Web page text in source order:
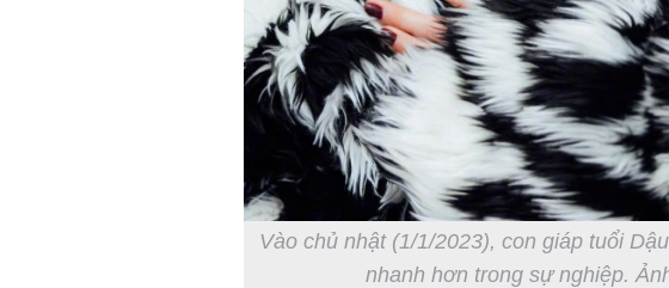
Vào chủ nhật (1/1/2023), con giáp tuổi
nhanh hơn trong sự nghiệp.